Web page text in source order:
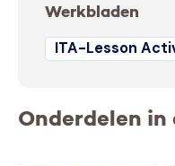
Werkbladen
ITA-Lesson
Onderdelen in